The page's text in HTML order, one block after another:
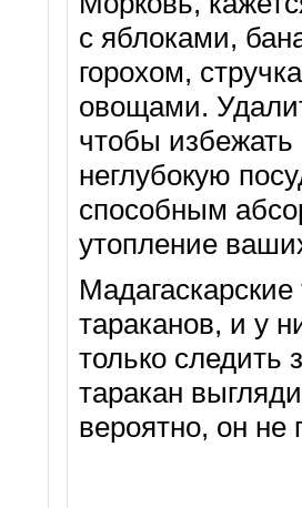
с яблоками,
горохом,
овощами.
чтобы
неглубокую
способным
утопление
тараканов, и у
только
таракан
вероятно, он не